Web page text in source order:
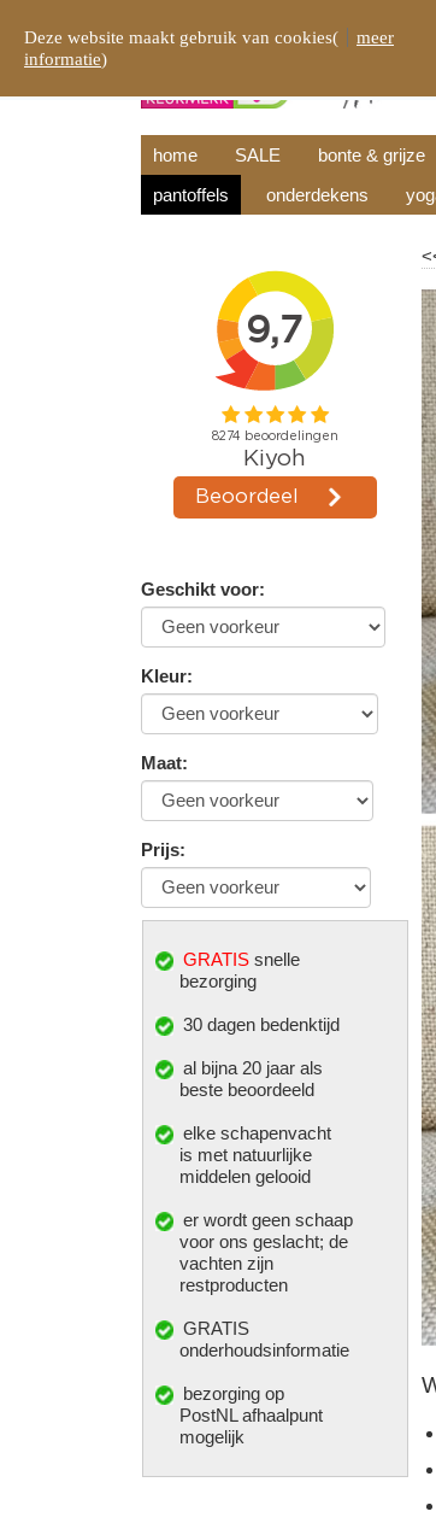
home SALE bonte & grijze
pantoffels
onderdekens
Geschikt voor:
Kleur:
Maat:
Prijs:
GRATIS snelle
bezorging
30 dagen bedenktijd
al bijna 20 jaar als
beste beoordeeld
elke schapenvacht
is met natuurlijke
middelen gelooid
er wordt geen schaap
voor ons geslacht; de
vachten zijn
restproducten
GRATIS
onderhoudsinformatie
bezorging op
PostNL afhaalpunt
mogelijk
Deze website maakt gebruik van cookies(
meer
informatie)